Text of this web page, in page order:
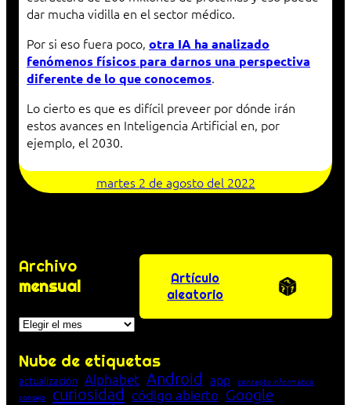
dar mucha vidilla en el sector médico.
Por si eso fuera poco, otra IA ha analizado
fenómenos físicos para darnos una perspectiva
diferente de lo que conocemos.
Lo cierto es que es difícil preveer por dónde irán
estos avances en Inteligencia Artificial en, por
ejemplo, el 2030.
martes 2 de agosto del 2022
Archivo
mensual
Archivos
Artículo
aleatorio
Nube de etiquetas
actualización Alphabet Android app concepto informático
consejo
curiosidad código abierto Google